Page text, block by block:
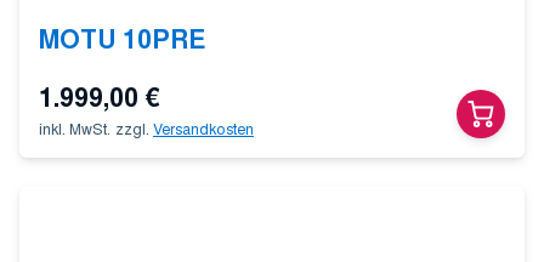
MOTU 10PRE
1.999,00 €
inkl. MwSt. zzgl. Versandkosten